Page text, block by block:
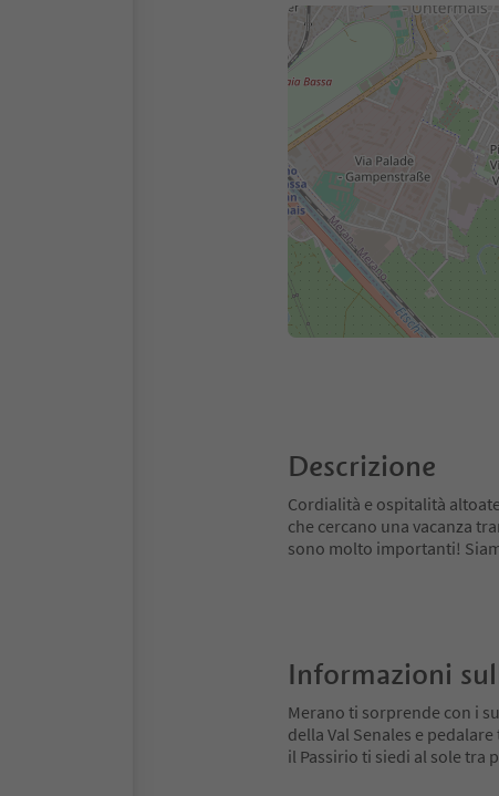
Descrizione
Cordialità e ospitalità
che cercano una vacanza
sono molto importanti!
Informazioni
Merano ti sorprende con i
della Val Senales e
il Passirio ti siedi al sole tra